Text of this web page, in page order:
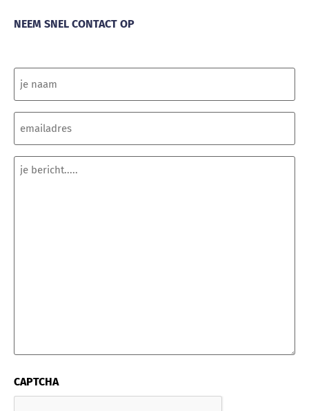
NEEM SNEL CONTACT OP
Naam
(Vereist)
E-
mailadres
Geen
titel
CAPTCHA